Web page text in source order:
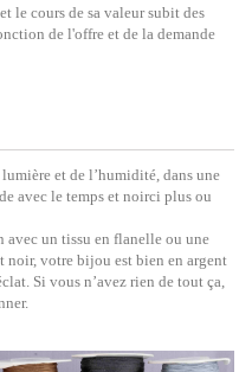
le cours de sa valeur subit des
de l'offre et de la demande
et de l’humidité, dans une
avec le temps et noirci plus ou
un tissu en flanelle ou une
noir, votre bijou est bien en argent
Si vous n’avez rien de tout ça,